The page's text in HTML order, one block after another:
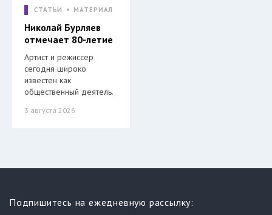
СТАТЬИ МАТЕРИАЛ
Николай Бурляев
отмечает 80-летие
Артист и режиссер
сегодня широко
известен как
общественный деятель.
3 августа 2026
Подпишитесь на ежедневную рассылку: